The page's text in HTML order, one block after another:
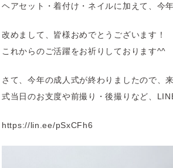
ヘアセット・着付け・ネイルに加えて、今
改めまして、皆様おめでとうございます！
これからのご活躍をお祈りしております^^
さて、今年の成人式が終わりましたので、
式当日のお支度や前撮り・後撮りなど、
https://lin.ee/pSxCFh6